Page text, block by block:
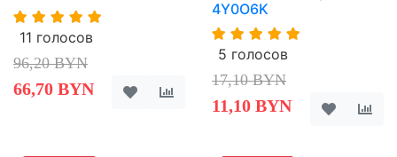
11 голосов
96,20 BYN
66,70 BYN
4Y0O6K
5 голосов
17,10 BYN
11,10 BYN